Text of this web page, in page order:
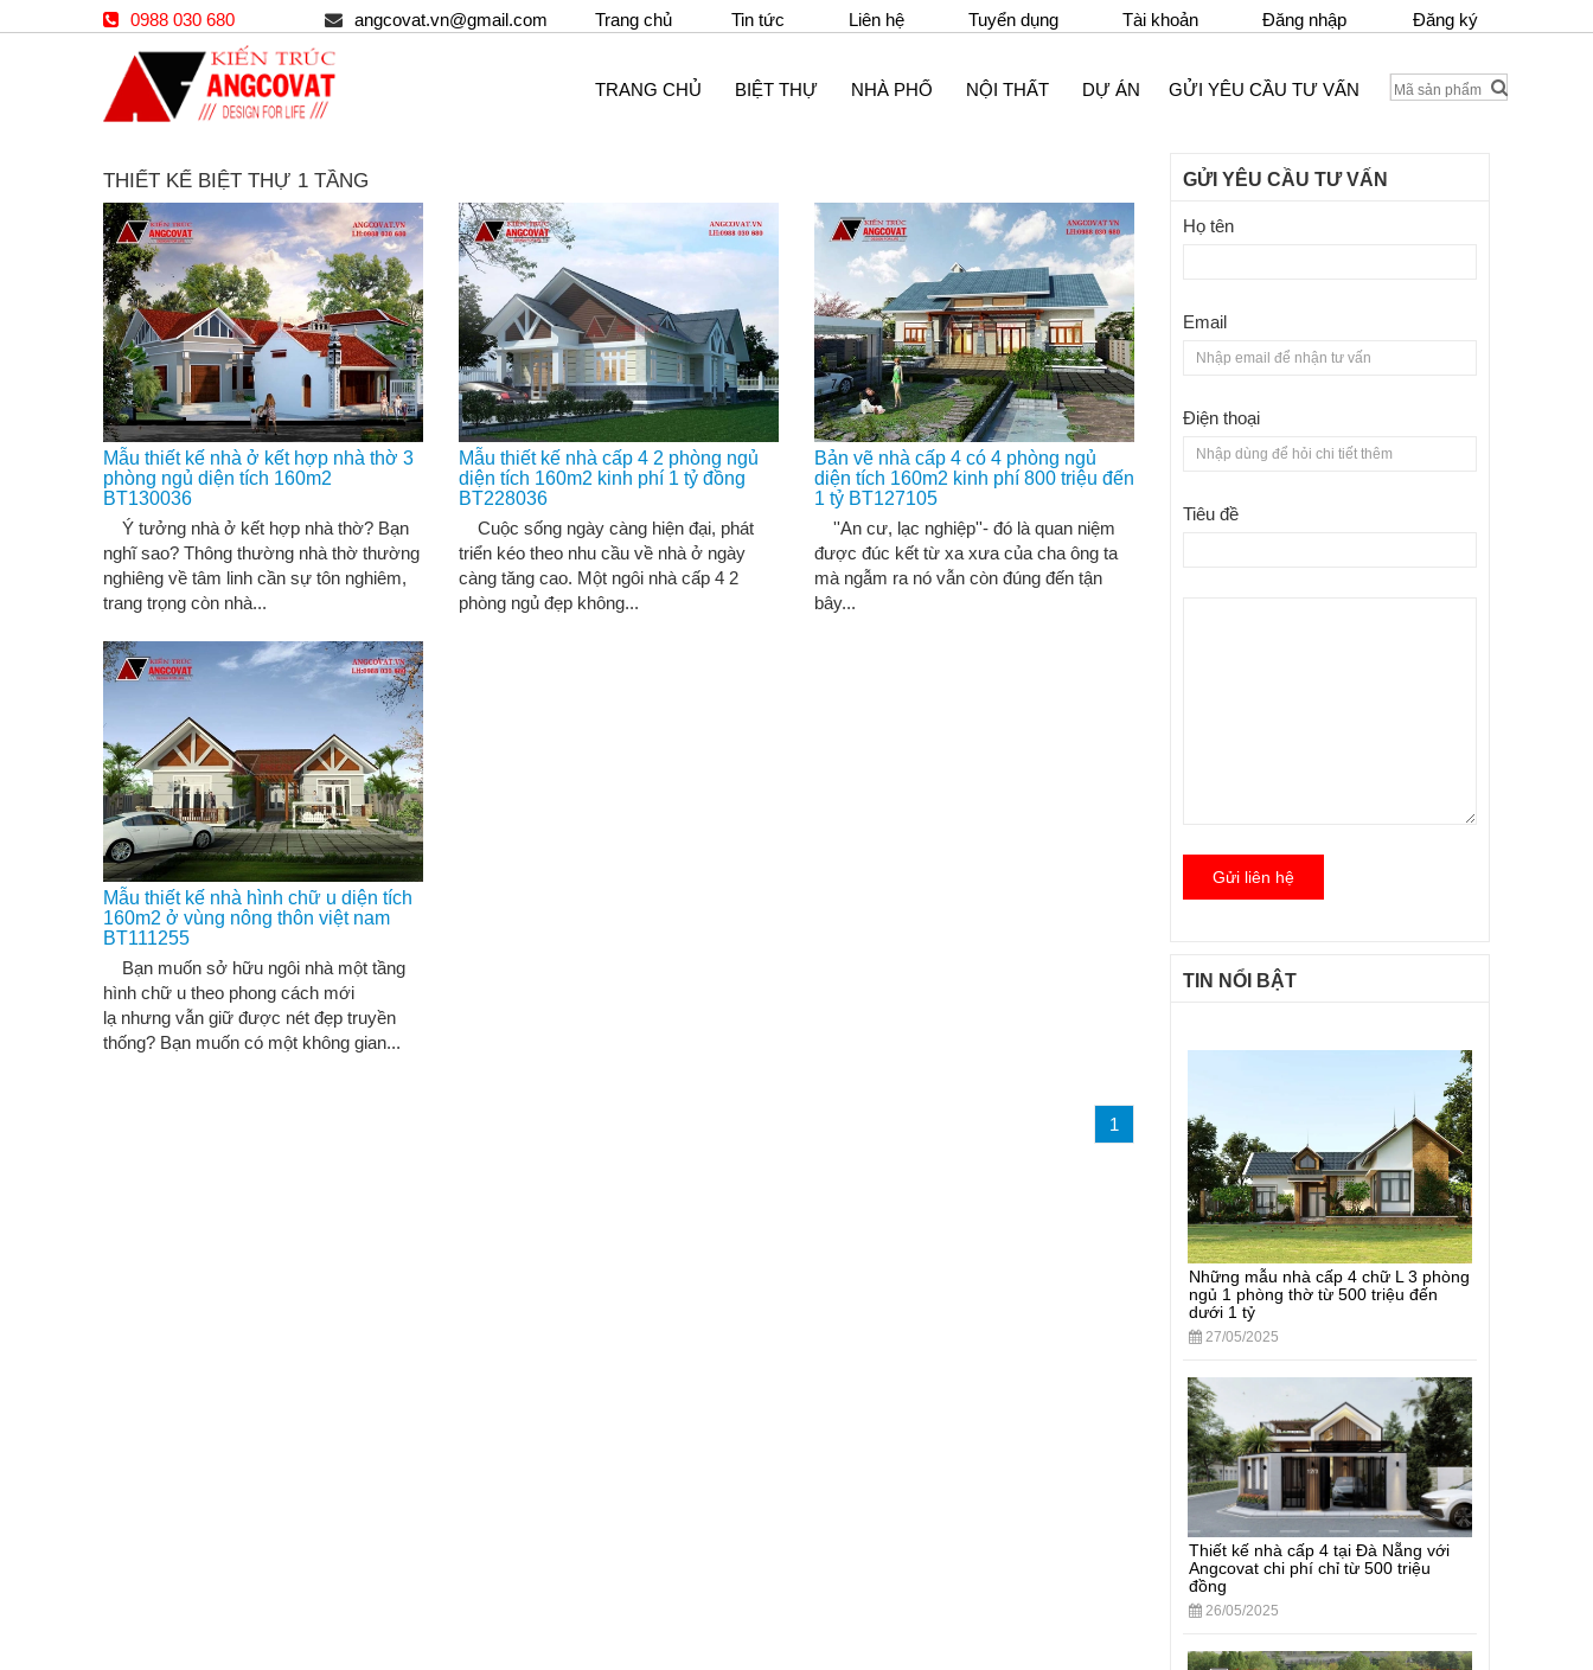
0988 030 680 angcovat.vn@gmail.com Trang chủ Tin tức Liên hệ Tuyển dụng Tài khoản Đăng nhập Đăng ký
TRANG CHỦ BIỆT THỰ NHÀ PHỐ NỘI THẤT DỰ ÁN GỬI YÊU CẦU TƯ VẤN
THIẾT KẾ BIỆT THỰ 1 TẦNG
Mẫu thiết kế nhà ở kết hợp nhà thờ 3
phòng ngủ diện tích 160m2
BT130036
Ý tưởng nhà ở kết hợp nhà thờ? Bạn
nghĩ sao? Thông thường nhà thờ thường
nghiêng về tâm linh cần sự tôn nghiêm,
trang trọng còn nhà...
Mẫu thiết kế nhà cấp 4 2 phòng ngủ
diện tích 160m2 kinh phí 1 tỷ đồng
BT228036
Cuộc sống ngày càng hiện đại, phát
triển kéo theo nhu cầu về nhà ở ngày
càng tăng cao. Một ngôi nhà cấp 4 2
phòng ngủ đẹp không...
Bản vẽ nhà cấp 4 có 4 phòng ngủ
diện tích 160m2 kinh phí 800 triệu đến
1 tỷ BT127105
''An cư, lạc nghiệp''- đó là quan niệm
được đúc kết từ xa xưa của cha ông ta
mà ngẫm ra nó vẫn còn đúng đến tận
bây...
Mẫu thiết kế nhà hình chữ u diện tích
160m2 ở vùng nông thôn việt nam
BT111255
Bạn muốn sở hữu ngôi nhà một tầng
hình chữ u theo phong cách mới
lạ nhưng vẫn giữ được nét đẹp truyền
thống? Bạn muốn có một không gian...
1
GỬI YÊU CẦU TƯ VẤN
Họ tên
Email
Điện thoại
Tiêu đề
Gửi liên hệ
TIN NỔI BẬT
Những mẫu nhà cấp 4 chữ L 3 phòng
ngủ 1 phòng thờ từ 500 triệu đến
dưới 1 tỷ
27/05/2025
Thiết kế nhà cấp 4 tại Đà Nẵng với
Angcovat chi phí chỉ từ 500 triệu
đồng
26/05/2025